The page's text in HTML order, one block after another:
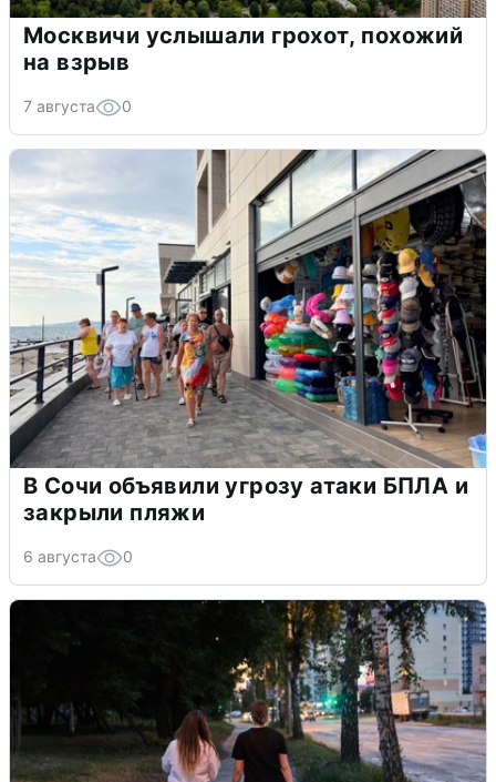
Москвичи услышали грохот, похожий
на взрыв
7 августа 0
В Сочи объявили угрозу атаки БПЛА и
закрыли пляжи
6 августа 0